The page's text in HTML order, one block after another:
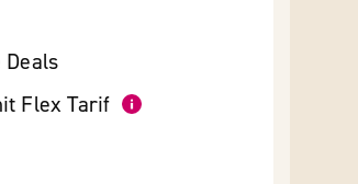
Flex Tarif